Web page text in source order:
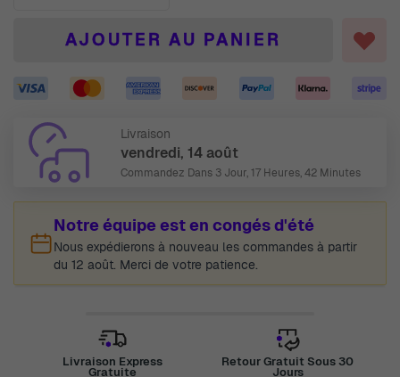
AJOUTER AU PANIER
Livraison
vendredi, 14 août
Commandez Dans 3 Jour, 17 Heures, 42 Minutes
Notre équipe est en congés d'été
Nous expédierons à nouveau les commandes à partir
du 12 août. Merci de votre patience.
Livraison Express
Gratuite
Retour Gratuit Sous 30
Jours